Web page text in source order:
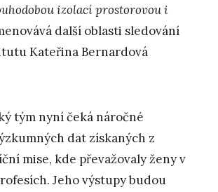
izolací prostorovou i
další oblasti sledování
Kateřina Bernardová
tým nyní čeká náročné
dat získaných z
mise, kde převažovaly ženy v
Jeho výstupy budou